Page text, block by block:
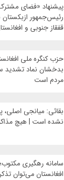
پیشنهاد «فضای
رئیس‌جمهور ازبکستان
قفقاز جنوبی و
حزب کنگره ملی
بدخشان نماد تشدید
مردم است
بقائی: میانجی
نشده است | هیچ
سامانه رهگیری
افغانستان می‌توان